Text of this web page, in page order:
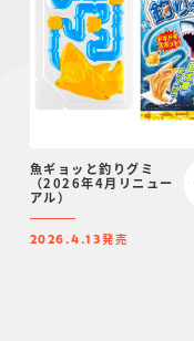
魚ギョッと釣りグミ
（2026年4月リニュー
アル）
2026.4.13発売